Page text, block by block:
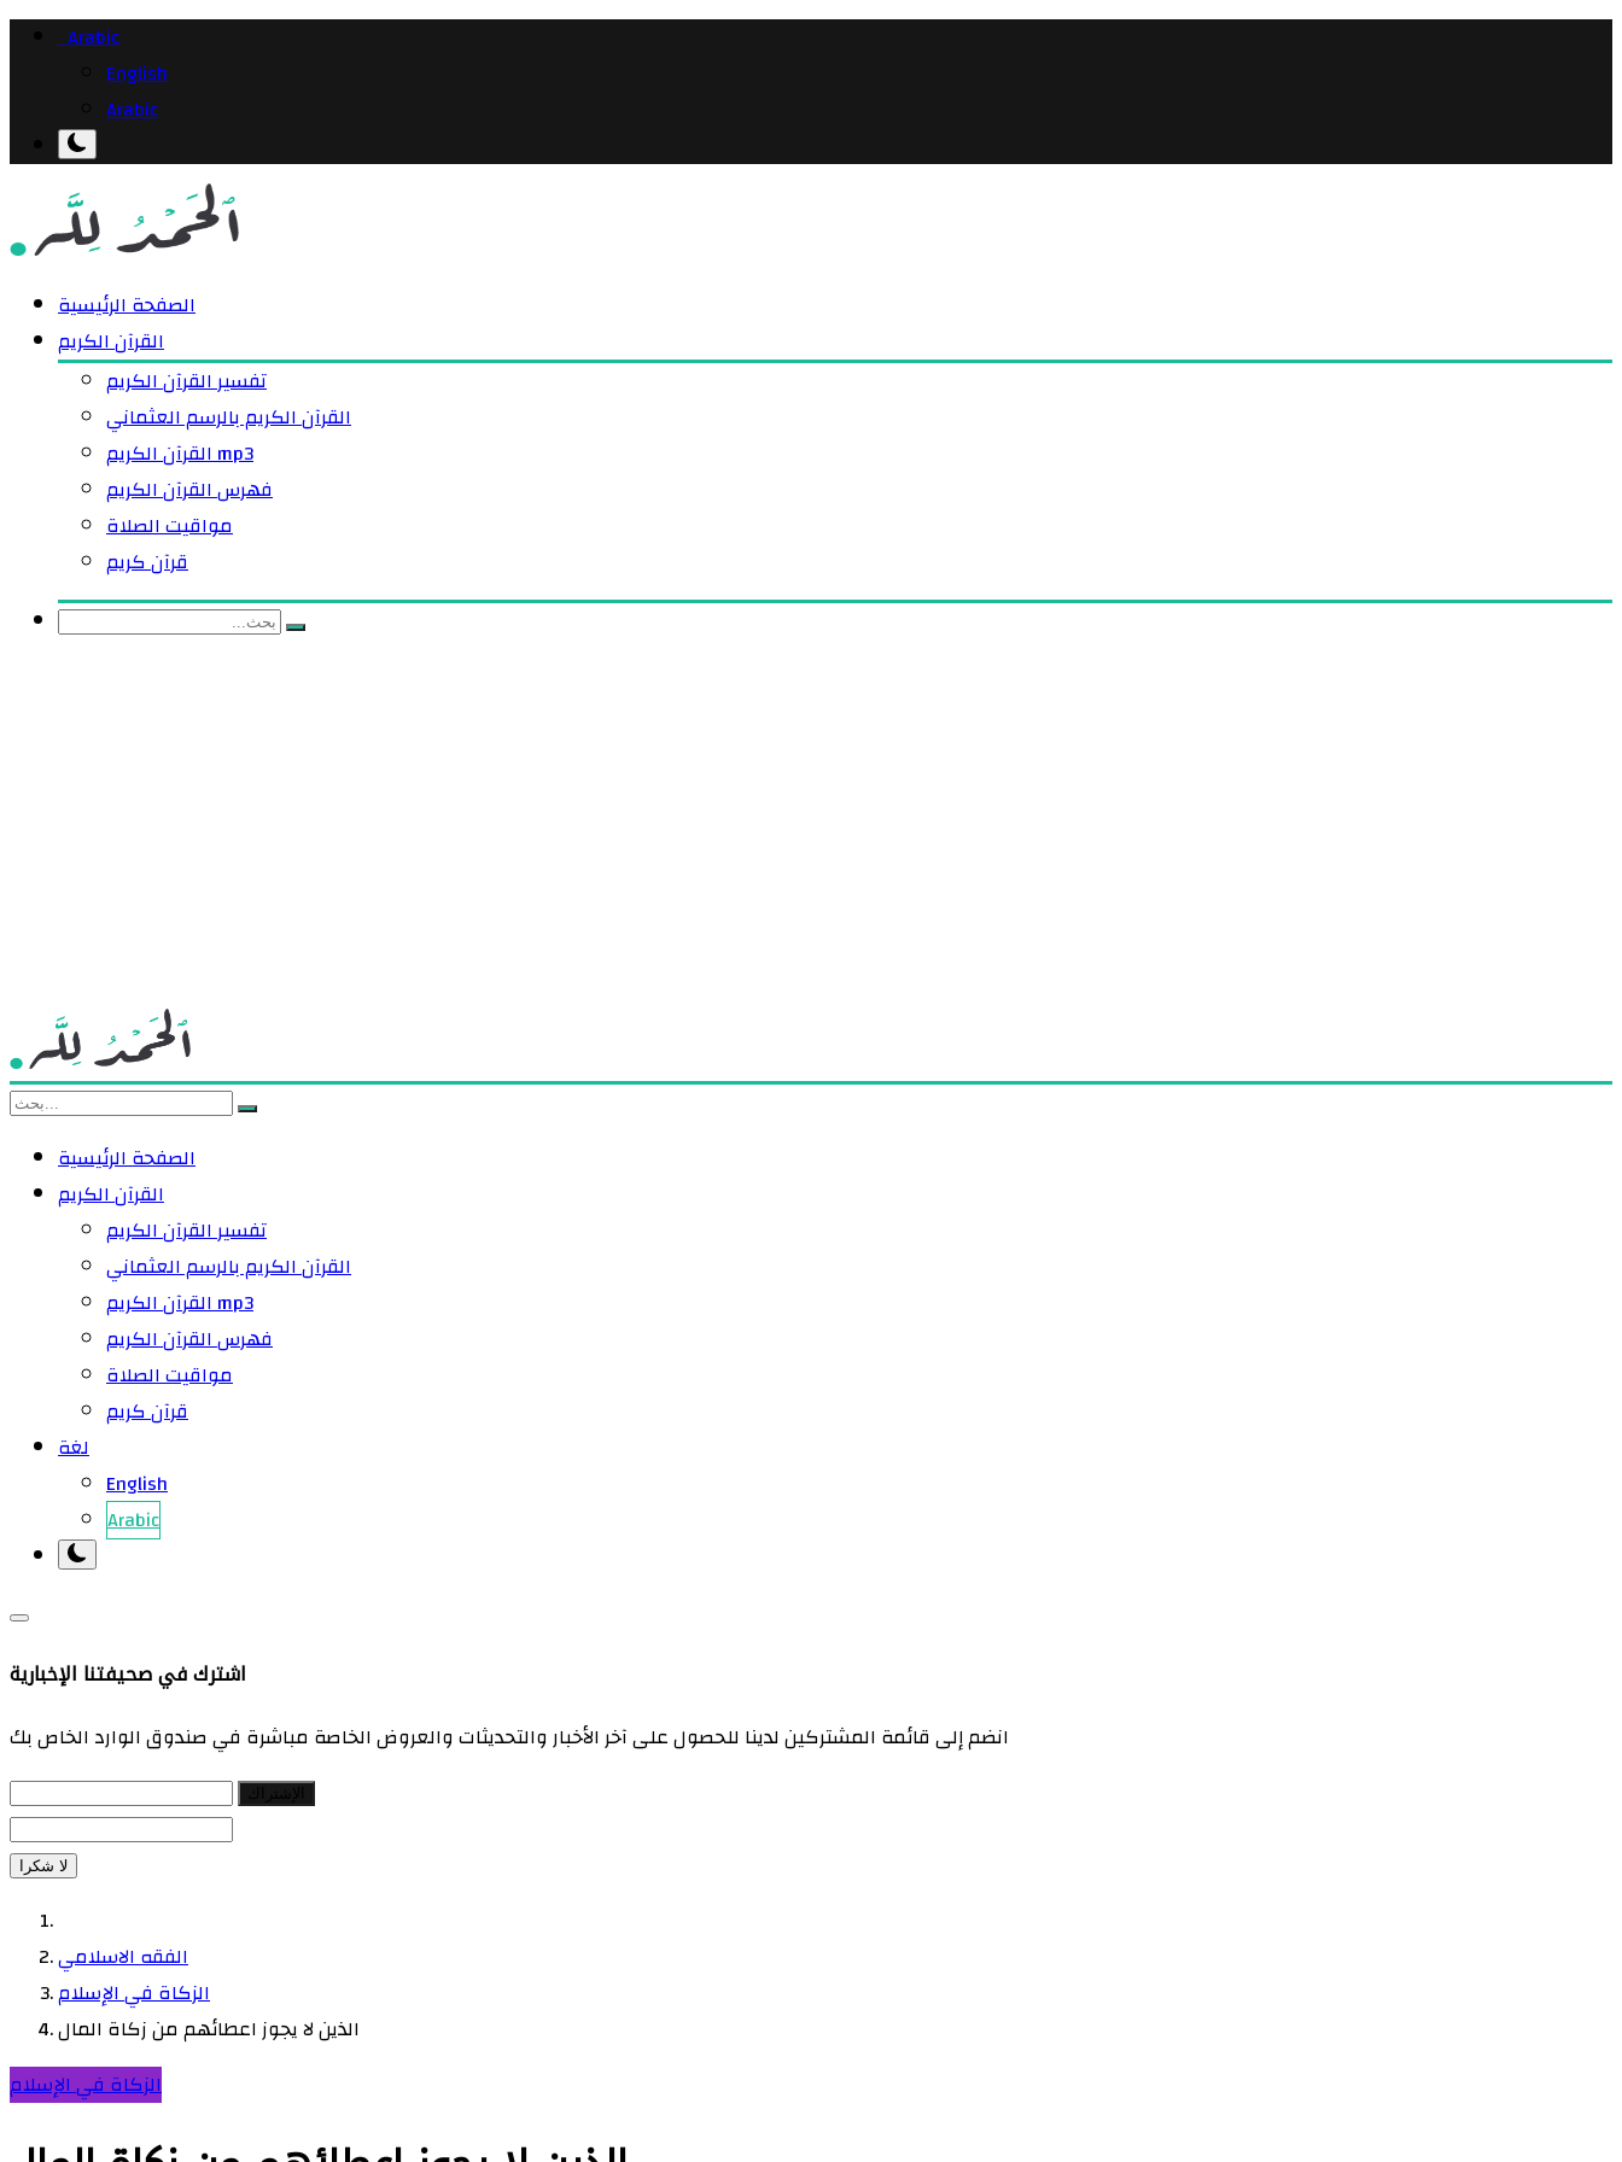
Arabic
English
Arabic
الصفحة الرئيسية
القرآن الكريم
تفسير القرآن الكريم
القرآن الكريم بالرسم العثماني
القرآن الكريم mp3
فهرس القرآن الكريم
مواقيت الصلاة
قرآن كريم
الصفحة الرئيسية
القرآن الكريم
تفسير القرآن الكريم
القرآن الكريم بالرسم العثماني
القرآن الكريم mp3
فهرس القرآن الكريم
مواقيت الصلاة
قرآن كريم
لغة
English
Arabic
اشترك في صحيفتنا الإخبارية
انضم إلى قائمة المشتركين لدينا للحصول على آخر الأخبار والتحديثات والعروض الخاصة مباشرة في صندوق الوارد الخاص بك
لا شكرا
الفقه الاسلامي
الزكاة في الإسلام
الذين لا يجوز اعطائهم من زكاة المال
الزكاة في الإسلام